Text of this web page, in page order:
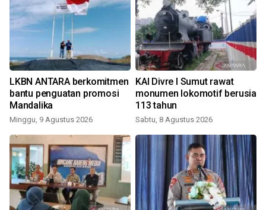
LKBN ANTARA berkomitmen
bantu penguatan promosi
Mandalika
Minggu, 9 Agustus 2026
KAI Divre I Sumut rawat
monumen lokomotif berusia
113 tahun
Sabtu, 8 Agustus 2026